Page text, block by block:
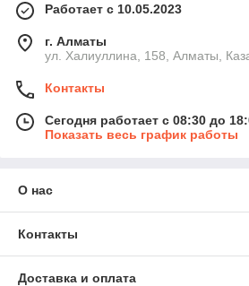
Работает с 10.05.2023
г. Алматы
ул. Халиуллина, 158, Алматы,
Контакты
Сегодня работает с 08:30 до
Показать весь график работы
О нас
Контакты
Доставка и оплата